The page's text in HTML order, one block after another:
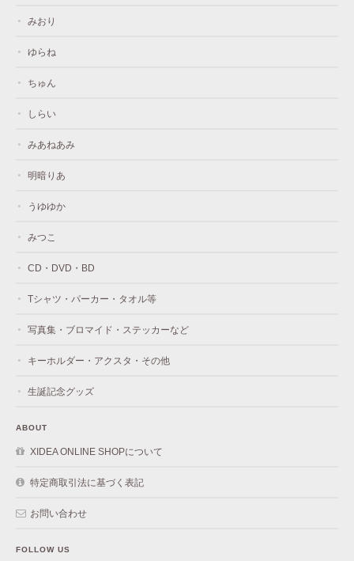
みおり
ゆらね
ちゅん
しらい
みあねあみ
明暗りあ
うゆゆか
みつこ
CD・DVD・BD
Tシャツ・パーカー・タオル等
写真集・ブロマイド・ステッカーなど
キーホルダー・アクスタ・その他
生誕記念グッズ
ABOUT
XIDEA ONLINE SHOPについて
特定商取引法に基づく表記
お問い合わせ
FOLLOW US